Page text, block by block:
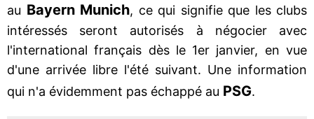
au Bayern Munich, ce qui signifie que les clubs
intéressés seront autorisés à négocier avec
l'international français dès le 1er janvier, en vue
d'une arrivée libre l'été suivant. Une information
qui n'a évidemment pas échappé au PSG.